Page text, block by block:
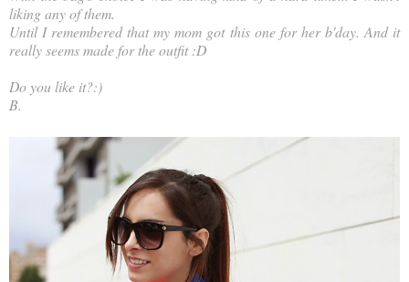
liking any of them.
Until I remembered that my mom got this one for her b'day. And it
really seems made for the outfit :D
Do you like it?:)
B.